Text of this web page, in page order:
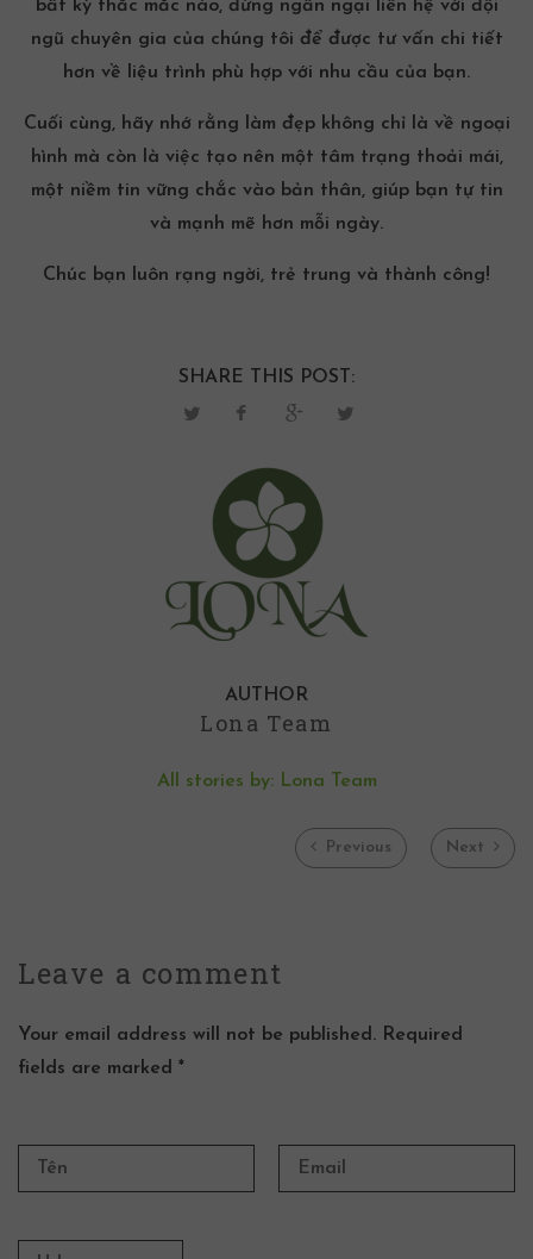
bất kỳ thắc mắc nào, đừng ngần ngại liên hệ với đội
ngũ chuyên gia của chúng tôi để được tư vấn chi tiết
hơn về liệu trình phù hợp với nhu cầu của bạn.
Cuối cùng, hãy nhớ rằng làm đẹp không chỉ là về ngoại
hình mà còn là việc tạo nên một tâm trạng thoải mái,
một niềm tin vững chắc vào bản thân, giúp bạn tự tin
và mạnh mẽ hơn mỗi ngày.
Chúc bạn luôn rạng ngời, trẻ trung và thành công!
SHARE THIS POST:
AUTHOR
Lona Team
All stories by: Lona Team
Previous Next
Leave a comment
Your email address will not be published. Required
fields are marked *